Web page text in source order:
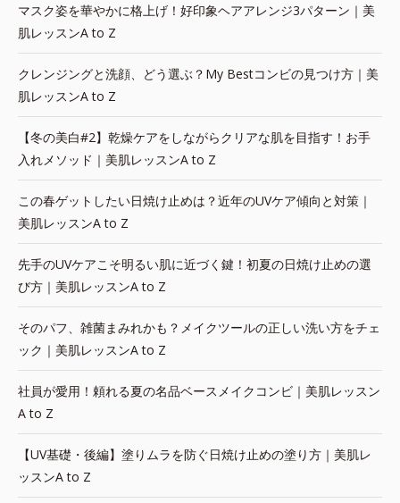
マスク姿を華やかに格上げ！好印象ヘアアレンジ3パターン｜美
肌レッスンA to Z
クレンジングと洗顔、どう選ぶ？My Bestコンビの見つけ方｜美
肌レッスンA to Z
【冬の美白#2】乾燥ケアをしながらクリアな肌を目指す！お手
入れメソッド｜美肌レッスンA to Z
この春ゲットしたい日焼け止めは？近年のUVケア傾向と対策｜
美肌レッスンA to Z
先手のUVケアこそ明るい肌に近づく鍵！初夏の日焼け止めの選
び方｜美肌レッスンA to Z
そのパフ、雑菌まみれかも？メイクツールの正しい洗い方をチェ
ック｜美肌レッスンA to Z
社員が愛用！頼れる夏の名品ベースメイクコンビ｜美肌レッスン
A to Z
【UV基礎・後編】塗りムラを防ぐ日焼け止めの塗り方｜美肌レ
ッスンA to Z